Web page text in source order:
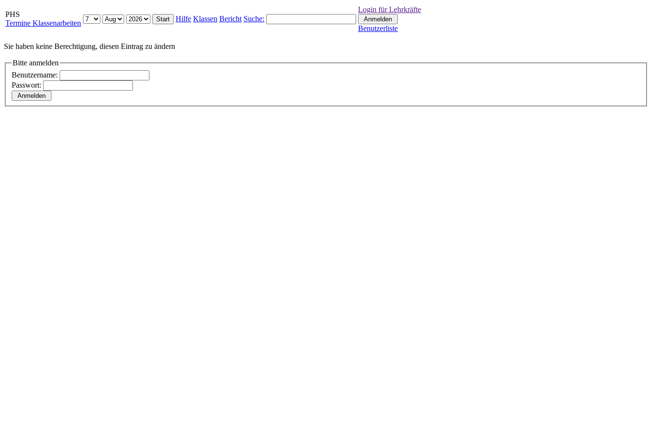
PHS
Termine Klassenarbeiten
Hilfe Klassen Bericht Suche:
Login für Lehrkräfte
Benutzerliste
Sie haben keine Berechtigung, diesen Eintrag zu ändern
Bitte anmelden
Benutzername:
Passwort: